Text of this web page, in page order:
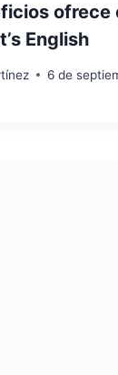
ofrece
English
6 de